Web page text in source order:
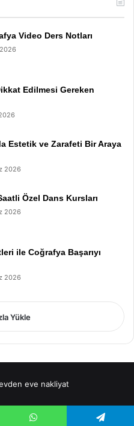
Video Ders Notları
Edilmesi Gereken
Estetik ve Zarafeti Bir Araya
2026
Özel Dans Kursları
2026
ile Coğrafya Başarıyı
2026
Yükle
eve nakliyat